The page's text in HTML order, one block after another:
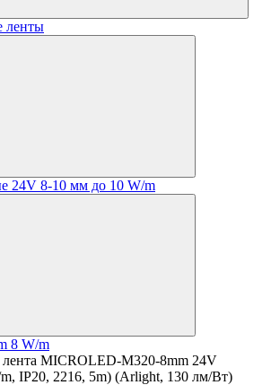
ленты
24V 8-10 мм до 10 W/m
8 W/m
лента MICROLED-M320-8mm 24V
IP20, 2216, 5m) (Arlight, 130 лм/Вт)